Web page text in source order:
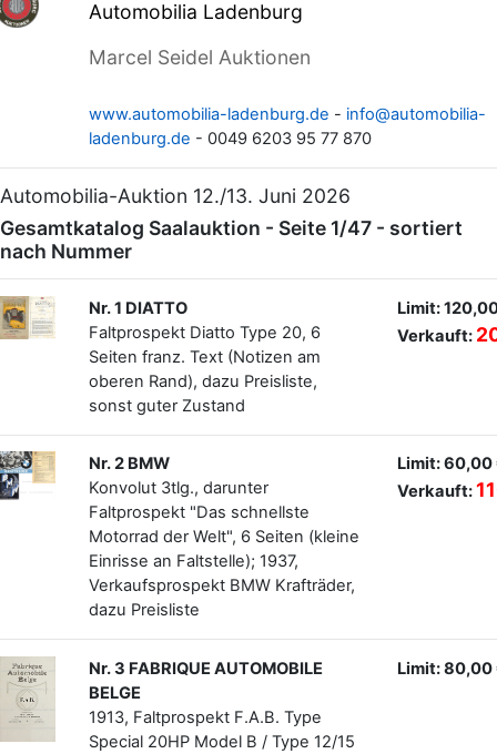
Automobilia Ladenburg
Marcel Seidel Auktionen
www.automobilia-ladenburg.de - info@automobilia-
ladenburg.de - 0049 6203 95 77 870
Automobilia-Auktion 12./13. Juni 2026
Gesamtkatalog Saalauktion - Seite 1/47 - sortiert
nach Nummer
Nr. 1 DIATTO
Faltprospekt Diatto Type 20, 6
Seiten franz. Text (Notizen am
oberen Rand), dazu Preisliste,
sonst guter Zustand
Limit:
Verkauft:
Nr. 2 BMW
Konvolut 3tlg., darunter
Faltprospekt "Das schnellste
Motorrad der Welt", 6 Seiten (kleine
Einrisse an Faltstelle); 1937,
Verkaufsprospekt BMW Krafträder,
dazu Preisliste
Limit: 60,00
Verkauft:
Nr. 3 FABRIQUE AUTOMOBILE
BELGE
1913, Faltprospekt F.A.B. Type
Special 20HP Model B / Type 12/15
Limit: 80,00